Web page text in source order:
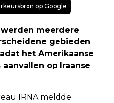
op Google
werden meerdere
gebieden
het Amerikaanse
op Iraanse
IRNA meldde